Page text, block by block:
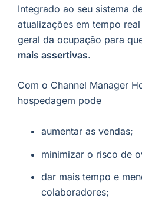
Integrado ao seu sistema
atualizações em tempo
geral da ocupação para
mais assertivas.
Com o Channel Manager
hospedagem pode
aumentar as vendas;
minimizar o risco de
dar mais tempo e
colaboradores;